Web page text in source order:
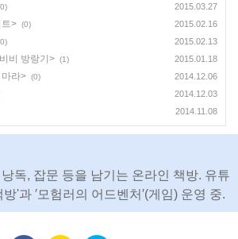
2015.03.27
> (0) 2015.02.16
2015.02.13
비 방랑기> (1) 2015.01.18
라> (0) 2014.12.06
2014.12.03
2014.11.08
독, 잡문 등을 남기는 온라인 책방. 유튜
'과 ′모험러의 어드벤처′(게임) 운영 중.